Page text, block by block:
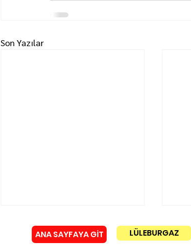
Son Yazılar
ANA SAYFAYA GİT LÜLEBURGAZ